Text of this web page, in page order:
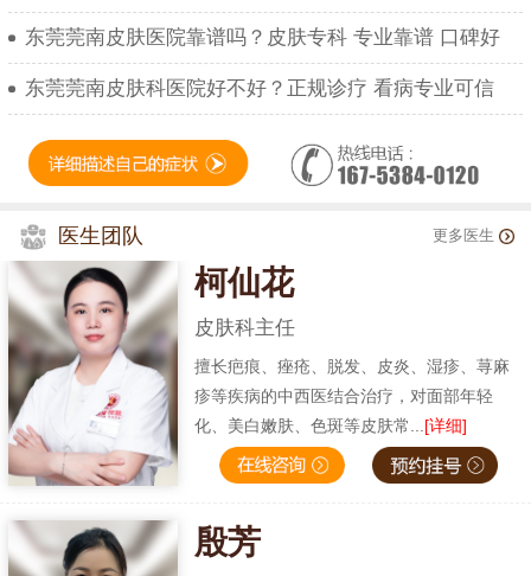
东莞莞南皮肤医院靠谱吗？皮肤专科 专业靠谱 口碑好
东莞莞南皮肤科医院好不好？正规诊疗 看病专业可信
医生团队 更多医生
柯仙花
皮肤科主任
擅长疤痕、痤疮、脱发、皮炎、湿疹、荨麻
疹等疾病的中西医结合治疗，对面部年轻
化、美白嫩肤、色斑等皮肤常... [详细]
殷芳